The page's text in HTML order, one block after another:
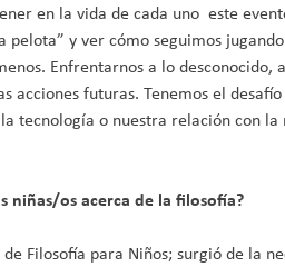
en la vida de cada uno este
pelota” y ver cómo seguimos
Enfrentarnos a lo desconocido,
futuras. Tenemos el
tecnología o nuestra relación con
niñas/os acerca de la filosofía?
Filosofía para Niños; surgió de la